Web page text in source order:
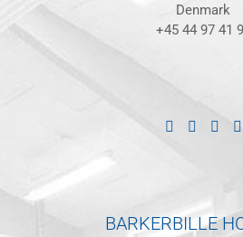
Denmark
+45 44 97 41
BARKERBILLE